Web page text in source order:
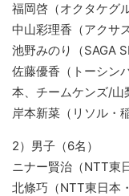
福岡啓（オクタケグ
中山彩理香（アクサ
池野みのり（SAGA
佐藤優香（トーシン
本、チームケンズ/山
岸本新菜（リソル・
2）男子（6名）
ニナー賢治（NTT東
北條巧（NTT東日本